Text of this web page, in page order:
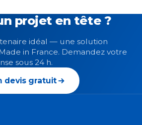
projet en tête ?
idéal — une solution
in France. Demandez votre
sous 24 h.
devis gratuit